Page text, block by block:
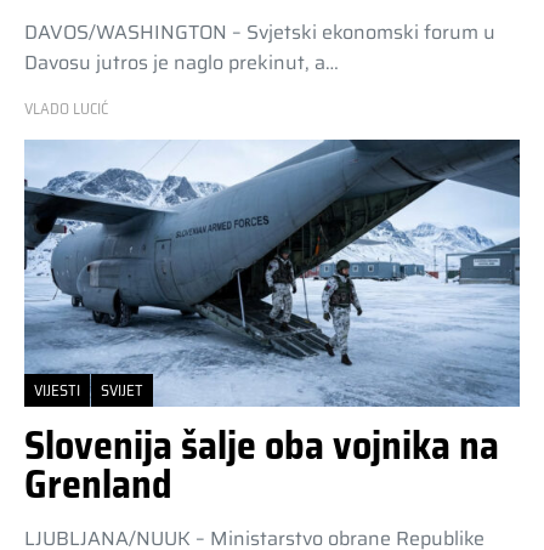
DAVOS/WASHINGTON – Svjetski ekonomski forum u
Davosu jutros je naglo prekinut, a…
VLADO LUCIĆ
VIJESTI SVIJET
Slovenija šalje oba vojnika na
Grenland
LJUBLJANA/NUUK – Ministarstvo obrane Republike